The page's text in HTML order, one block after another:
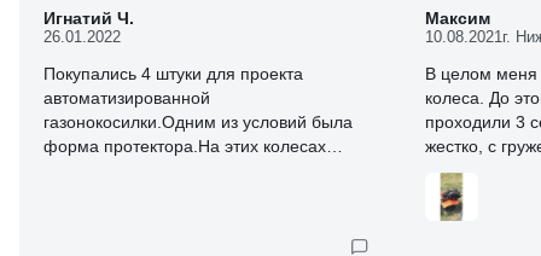
Игнатий Ч.
26.01.2022
Покупались 4 штуки для проекта
автоматизированной
газонокосилки.Одним из условий была
форма протектора.На этих колесах
Максим
10.08.2021г.
В целом меня
колеса. До
проходили 3
жестко, с